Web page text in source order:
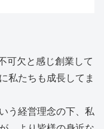
可欠と感じ創業して
私たちも成長してま
う経営理念の下、私